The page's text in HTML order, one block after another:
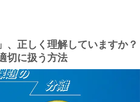
、正しく理解していますか？
切に扱う方法